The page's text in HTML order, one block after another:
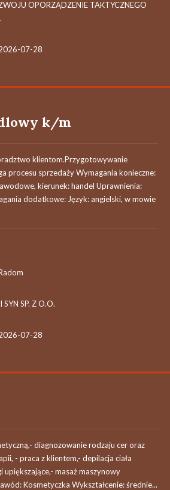
OPORZĄDZENIE TAKTYCZNEGO
07-28
k/m
klientom.Przygotowywanie
procesu sprzedaży Wymagania konieczne:
kierunek: handel Uprawnienia:
dodatkowe: Język: angielski, w mowie
SP. Z O.O.
07-28
diagnozowanie rodzaju cer oraz
- praca z klientem,- depilacja ciała
masaż maszynowy
Kosmetyczka Wykształcenie: średnie...